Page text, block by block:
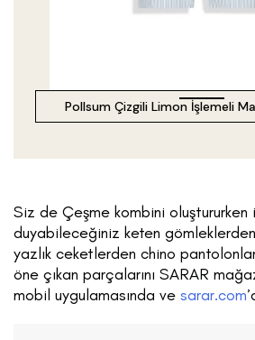
Pollsum Çizgili Limon İşlemeli
Siz de Çeşme kombini oluştururken
duyabileceğiniz keten
yazlık ceketlerden chino
öne çıkan parçalarını SARAR
mobil uygulamasında ve sarar.com